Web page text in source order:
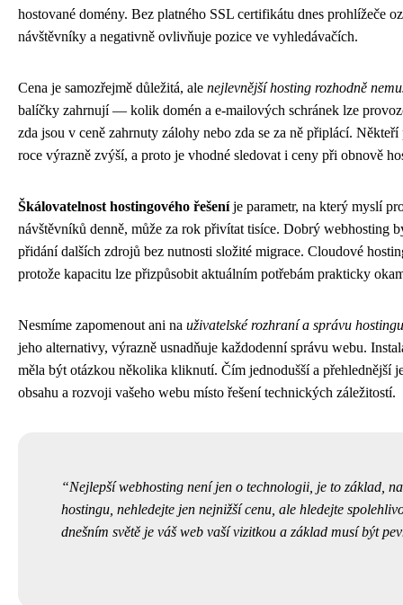
hostované domény. Bez platného SSL certifikátu dnes prohlížeče
návštěvníky a negativně ovlivňuje pozice ve vyhledávačích.
Cena je samozřejmě důležitá, ale nejlevnější hosting rozhodně
balíčky zahrnují — kolik domén a e-mailových schránek lze
zda jsou v ceně zahrnuty zálohy nebo zda se za ně připlácí.
roce výrazně zvýší, a proto je vhodné sledovat i ceny při obnově
Škálovatelnost hostingového řešeníje parametr, na který myslí
návštěvníků denně, může za rok přivítat tisíce. Dobrý webhosting
přidání dalších zdrojů bez nutnosti složité migrace. Cloudové
protože kapacitu lze přizpůsobit aktuálním potřebám prakticky
Nesmíme zapomenout ani na uživatelské rozhraní a správu hostingu
jeho alternativy, výrazně usnadňuje každodenní správu webu.
měla být otázkou několika kliknutí. Čím jednodušší a přehlednější
obsahu a rozvoji vašeho webu místo řešení technických záležitostí.
Nejlepší webhosting není jen o technologii, je to základ,
hostingu, nehledejte jen nejnižší cenu, ale hledejte
dnešním světě je váš web vaší vizitkou a základ musí být